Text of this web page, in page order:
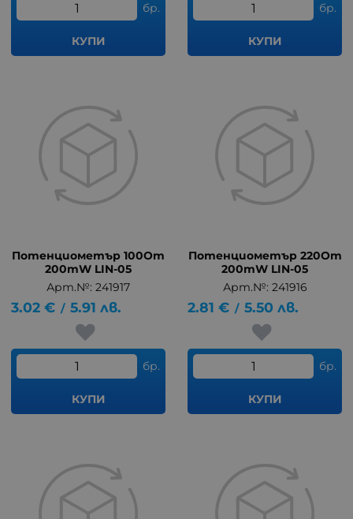
бр.
КУПИ
бр.
КУПИ
Потенциометър 100Om
200mW LIN-05
Арт.№: 241917
3.02 € / 5.91 лв.
бр.
КУПИ
Потенциометър 220Om
200mW LIN-05
Арт.№: 241916
2.81 € / 5.50 лв.
бр.
КУПИ